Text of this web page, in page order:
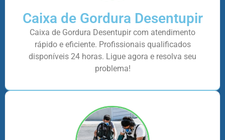
Caixa de Gordura Desentupir
Caixa de Gordura Desentupir com atendimento
rápido e eficiente. Profissionais qualificados
disponíveis 24 horas. Ligue agora e resolva seu
problema!